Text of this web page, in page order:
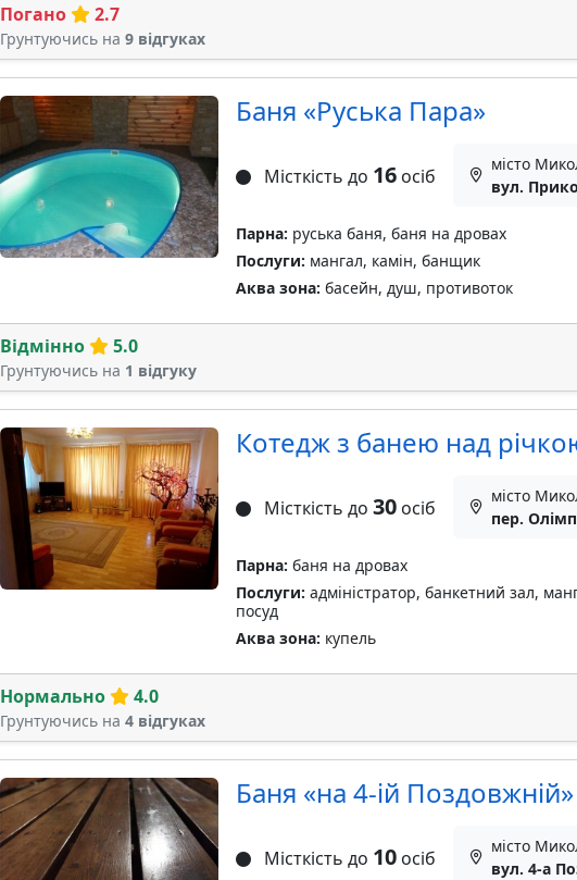
Погано 2.7
Грунтуючись на 9 відгуках
Баня «Руська Пара»
Місткість до 16осіб
місто
вул.
Парна: руська баня, баня на дровах
Послуги: мангал, камін, банщик
Аква зона: басейн, душ, противоток
Відмінно 5.0
Грунтуючись на 1 відгуку
Котедж з банею над
Місткість до 30осіб
місто
пер.
Парна: баня на дровах
Послуги: адміністратор, банкетний зал,
посуд
Аква зона: купель
Нормально 4.0
Грунтуючись на 4 відгуках
Баня «на 4-ій Поздовжній»
Місткість до 10осіб
місто
вул. 4-а